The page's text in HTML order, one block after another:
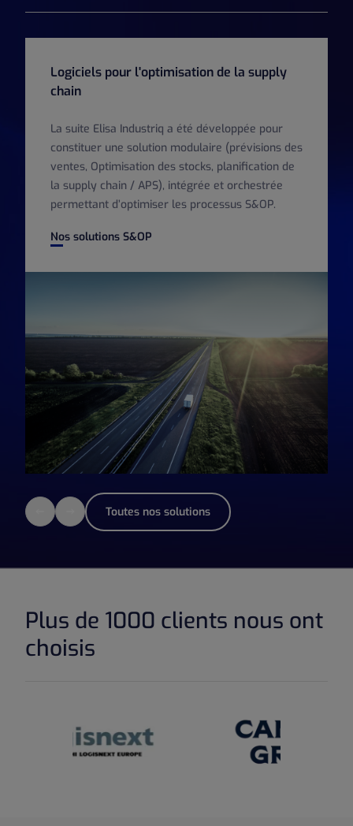
Logiciels pour l'optimisation de la supply
chain
La suite Elisa Industriq a été développée pour
constituer une solution modulaire (prévisions des
ventes, Optimisation des stocks, planification de
la supply chain / APS), intégrée et orchestrée
permettant d’optimiser les processus S&OP.
Nos solutions S&OP
Toutes nos solutions
Plus de 1000 clients nous ont
choisis